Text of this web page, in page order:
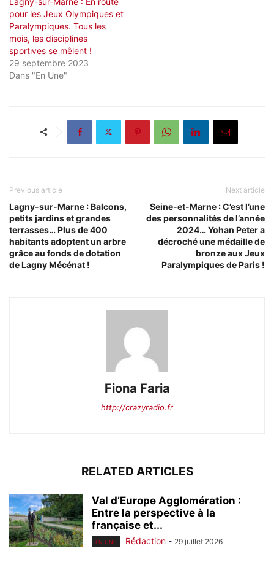
pour les Jeux Olympiques et
Paralympiques. Tous les
mois, les disciplines
sportives se mêlent !
29 septembre 2023
Dans "En Une"
Previous article
Lagny-sur-Marne : Balcons,
petits jardins et grandes
terrasses… Plus de 400
habitants adoptent un arbre
grâce au fonds de dotation
de Lagny Mécénat !
Next article
Seine-et-Marne : C’est l’une
des personnalités de l’année
2024… Yohan Peter a
décroché une médaille de
bronze aux Jeux
Paralympiques de Paris !
Fiona Faria
http://crazyradio.fr
RELATED ARTICLES
Val d’Europe Agglomération :
Entre la perspective à la
française et...
EN UNE Rédaction - 29 juillet 2026